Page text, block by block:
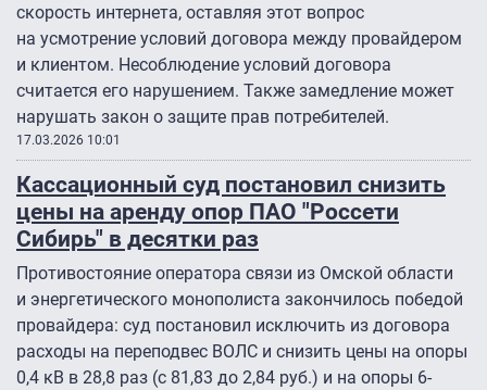
скорость интернета, оставляя этот вопрос
на усмотрение условий договора между провайдером
и клиентом. Несоблюдение условий договора
считается его нарушением. Также замедление может
нарушать закон о защите прав потребителей.
17.03.2026 10:01
Кассационный суд постановил снизить
цены на аренду опор ПАО "Россети
Сибирь" в десятки раз
Противостояние оператора связи из Омской области
и энергетического монополиста закончилось победой
провайдера: суд постановил исключить из договора
расходы на переподвес ВОЛС и снизить цены на опоры
0,4 кВ в 28,8 раз (с 81,83 до 2,84 руб.) и на опоры 6-